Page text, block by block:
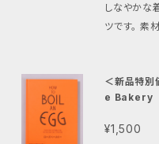
しなやかな
ツです。 素材は綿６２％・レーヨン３６％・ポリエステル
ｃｍ前後と
す。
＜新品特
e Bakery
¥1,500